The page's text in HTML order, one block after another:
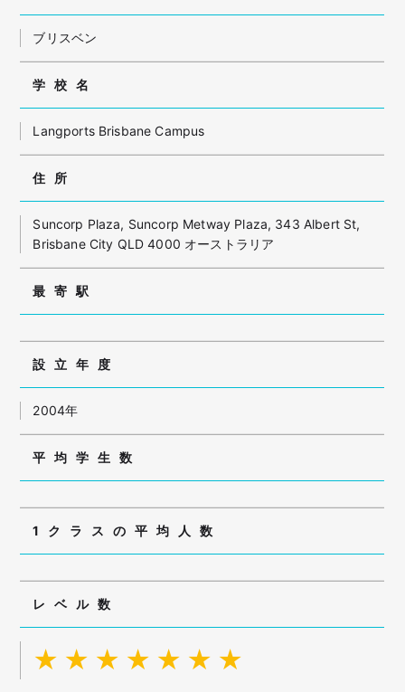
ブリスベン
学校名
Langports Brisbane Campus
住所
Suncorp Plaza, Suncorp Metway Plaza, 343 Albert St,
Brisbane City QLD 4000 オーストラリア
最寄駅
設立年度
2004年
平均学生数
1クラスの平均人数
レベル数
★★★★★★★